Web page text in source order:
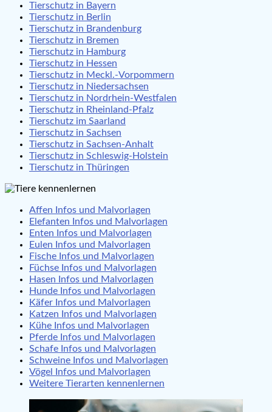
Tierschutz in Bayern
Tierschutz in Berlin
Tierschutz in Brandenburg
Tierschutz in Bremen
Tierschutz in Hamburg
Tierschutz in Hessen
Tierschutz in Meckl.-Vorpommern
Tierschutz in Niedersachsen
Tierschutz in Nordrhein-Westfalen
Tierschutz in Rheinland-Pfalz
Tierschutz im Saarland
Tierschutz in Sachsen
Tierschutz in Sachsen-Anhalt
Tierschutz in Schleswig-Holstein
Tierschutz in Thüringen
Affen Infos und Malvorlagen
Elefanten Infos und Malvorlagen
Enten Infos und Malvorlagen
Eulen Infos und Malvorlagen
Fische Infos und Malvorlagen
Füchse Infos und Malvorlagen
Hasen Infos und Malvorlagen
Hunde Infos und Malvorlagen
Käfer Infos und Malvorlagen
Katzen Infos und Malvorlagen
Kühe Infos und Malvorlagen
Pferde Infos und Malvorlagen
Schafe Infos und Malvorlagen
Schweine Infos und Malvorlagen
Vögel Infos und Malvorlagen
Weitere Tierarten kennenlernen